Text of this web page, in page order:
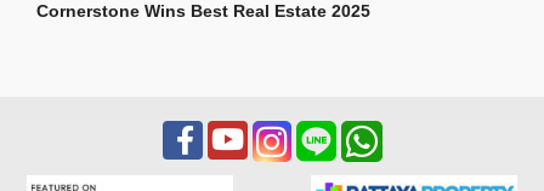
Cornerstone Wins Best Real Estate 2025